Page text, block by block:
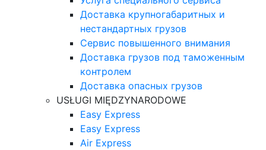
Доставка крупногабаритных и
нестандартных грузов
Сервис повышенного внимания
Доставка грузов под таможенным
контролем
Доставка опасных грузов
USŁUGI MIĘDZYNARODOWE
Easy Express
Easy Express
Air Express